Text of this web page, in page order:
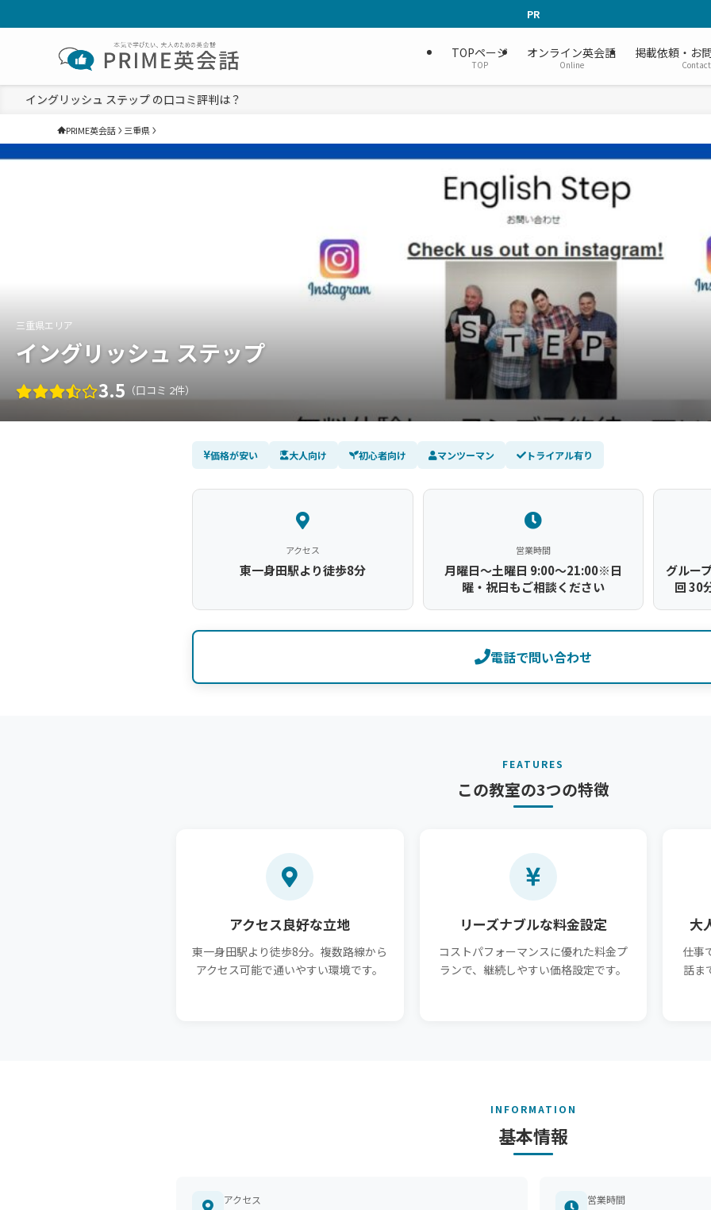
PR
TOPページ
TOP
オンライン英会話
Online
掲載依頼・お
Contact
イングリッシュ ステップ の口コミ評判は？
PRIME英会話 三重県
三重県エリア
イングリッシュ ステップ
3.5 （口コミ 2件）
価格が安い 大人向け 初心者向け マンツーマン トライアル有り
アクセス
東一身田駅より徒歩8分
営業時間
月曜日～土曜日 9:00～21:00※日
曜・祝日もご相談ください
グルー
回 30
電話で問い合わせ
FEATURES
この教室の3つの特徴
アクセス良好な立地
東一身田駅より徒歩8分。複数路線から
アクセス可能で通いやすい環境です。
リーズナブルな料金設定
コストパフォーマンスに優れた料金プ
ランで、継続しやすい価格設定です。
大
仕事
話ま
INFORMATION
基本情報
アクセス 営業時間